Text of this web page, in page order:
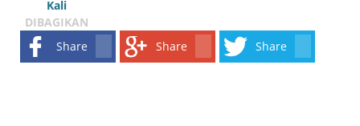
Kali
DIBAGIKAN
Share
Share Share